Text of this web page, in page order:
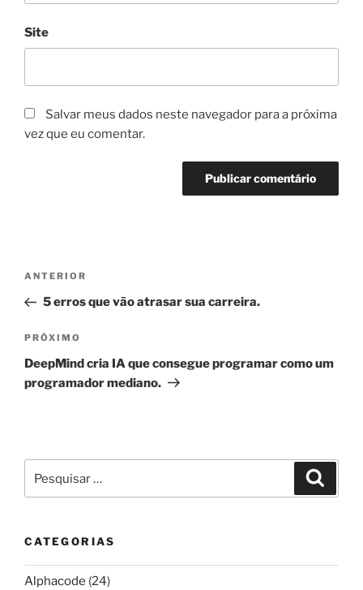
Site
Salvar meus dados neste navegador para a próxima
vez que eu comentar.
Navegação
Post
Post
anterior
ANTERIOR
5 erros que vão atrasar sua carreira.
Próximo
post
PRÓXIMO
DeepMind cria IA que consegue programar como um
programador mediano.
por:
CATEGORIAS
Alphacode (24)